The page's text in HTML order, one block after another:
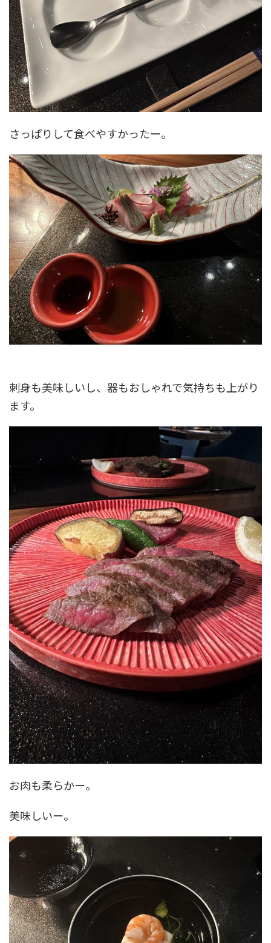
さっぱりして食べやすかったー。
刺身も美味しいし、器もおしゃれで気持ちも上がり
ます。
お肉も柔らかー。
美味しいー。